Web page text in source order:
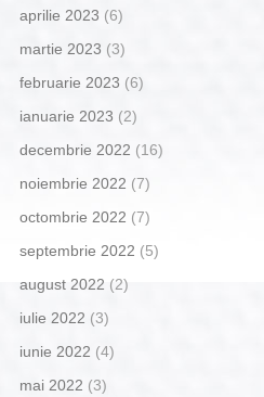
aprilie 2023 (6)
martie 2023 (3)
februarie 2023 (6)
ianuarie 2023 (2)
decembrie 2022 (16)
noiembrie 2022 (7)
octombrie 2022 (7)
septembrie 2022 (5)
august 2022 (2)
iulie 2022 (3)
iunie 2022 (4)
mai 2022 (3)